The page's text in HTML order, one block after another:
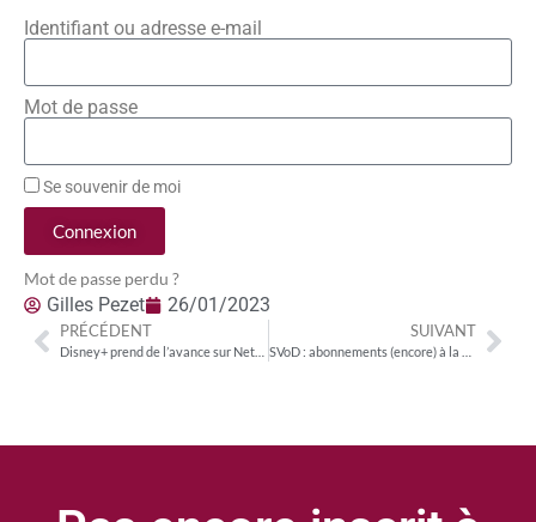
Identifiant ou adresse e-mail
Mot de passe
Se souvenir de moi
Connexion
Mot de passe perdu ?
Gilles Pezet 26/01/2023
PRÉCÉDENT SUIVANT